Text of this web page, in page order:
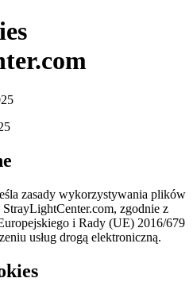
zasady wykorzystywania plików
zgodnie z
i Rady (UE) 2016/679
usług drogą elektroniczną.